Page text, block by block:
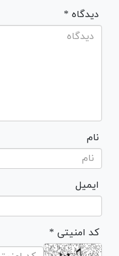
* دیدگاه
نام
ایمیل
* کد امنیتی